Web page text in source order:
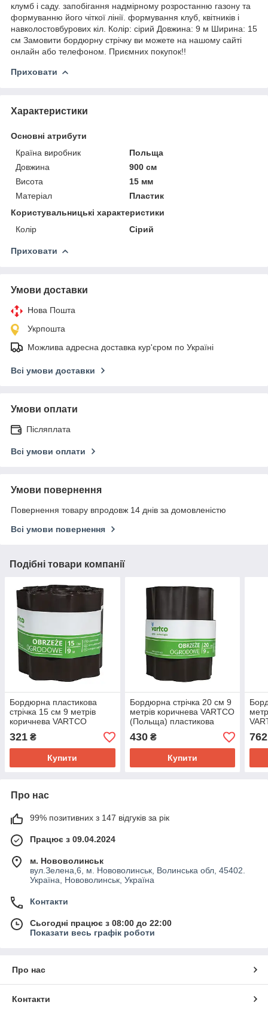
клумб і саду. запобігання надмірному розростанню газону та
формуванню його чіткої лінії. формування клуб, квітників і
навколостовбурових кіл. Колір: сірий Довжина: 9 м Ширина: 15
см Замовити бордюрну стрічку ви можете на нашому сайті
онлайн або телефоном. Приємних покупок!!
Приховати
Характеристики
Основні атрибути
Країна виробник
Польща
Довжина
900 см
Висота
15 мм
Матеріал
Пластик
Користувальницькі характеристики
Колір
Сірий
Приховати
Умови доставки
Нова Пошта
Укрпошта
Можлива адресна доставка кур'єром по Україні
Всі умови доставки
Умови оплати
Післяплата
Всі умови оплати
Умови повернення
Повернення товару впродовж 14 днів за домовленістю
Всі умови повернення
Подібні товари компанії
Бордюрна пластикова
стрічка 15 см 9 метрів
коричнева VARTCO
(Польща)
321 ₴
Купити
Бордюрна стрічка 20 см 9
метрів коричнева VARTCO
(Польща) пластикова
430₴
Купити
762
Про нас
99% позитивних з 147 відгуків за рік
Працює з 09.04.2024
м. Нововолинськ
вул.Зелена,6, м. Нововолинськ, Волинська обл, 45402.
Україна, Нововолинськ, Україна
Контакти
Сьогодні працює з 08:00 до 22:00
Показати весь графік роботи
Про нас
Контакти